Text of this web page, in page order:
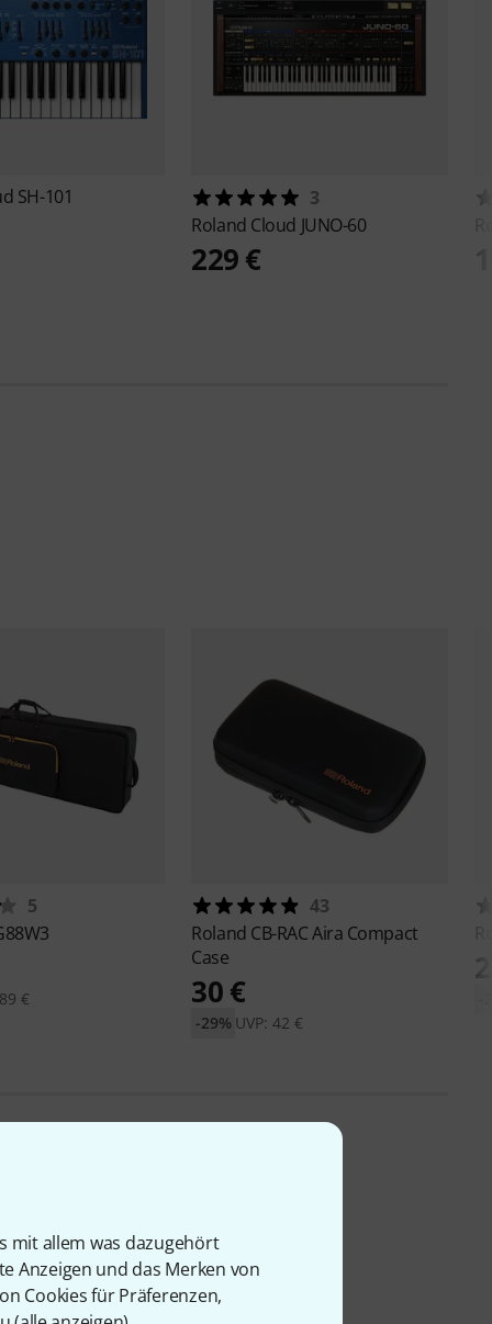
mit allem was dazugehört
Anzeigen und das Merken von
Cookies für Präferenzen,
SH-101
3
Roland Cloud JUNO-60
229 €
5
€
43
Roland CB-RAC Aira Compact
Case
30 €
UVP: 42 €
-29%